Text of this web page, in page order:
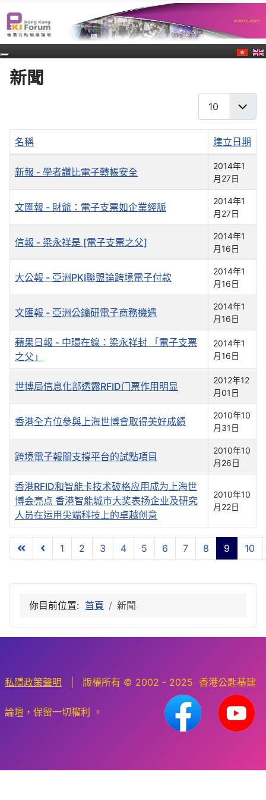
新聞
名稱 建立日期
新報 - 學者讚比電子轉帳安全
2014年1
月27日
文匯報 - 財爺：電子支票如企業經脈
2014年1
月27日
信報 - 梁永祥是 [電子支票之父]
2014年1
月16日
大公報 - 亞洲PKI聯盟論跨境電子付款
2014年1
月16日
文匯報 - 亞洲公鑰研電子商務機遇
2014年1
月16日
蘋果日報 - 中環在線：梁永祥封 「電子支票
之父」
2014年1
月16日
世博局信息化部透露RFID门票作用明显
2012年12
月01日
香港全方位參與上海世博會取得美好成績
2010年10
月31日
跨境電子報關支撐平台的試點項目
2010年10
月26日
香港RFID和智能卡技术破格应用成为上海世
博会亮点 香港智能城市大奖表扬企业及研究
人员在运用尖端科技上的卓越创意
2010年10
月22日
第 9 頁，共 10 頁
1 2 3 4 5 6 7 8 9 10
你目前位置: 首頁 新聞
私隱政策聲明 | 版權所有 © 2002 - 2025 香港公匙基建
論壇，保留一切權利 。